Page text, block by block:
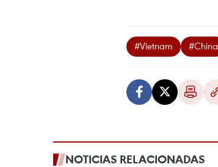
#Vietnam #China
NOTICIAS RELACIONADAS